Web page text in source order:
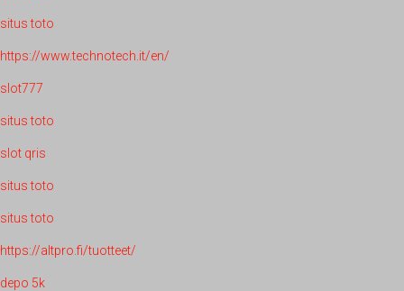
situs toto
https://www.technotech.it/en/
slot777
situs toto
slot qris
situs toto
situs toto
https://altpro.fi/tuotteet/
depo 5k